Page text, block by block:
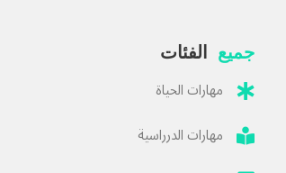
جميع الفئات
مهارات الحياة
مهارات الدرراسية